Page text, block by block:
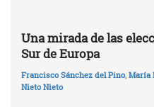
Una mirada de las
Sur de Europa
Francisco Sánchez del Pino, María
Nieto Nieto